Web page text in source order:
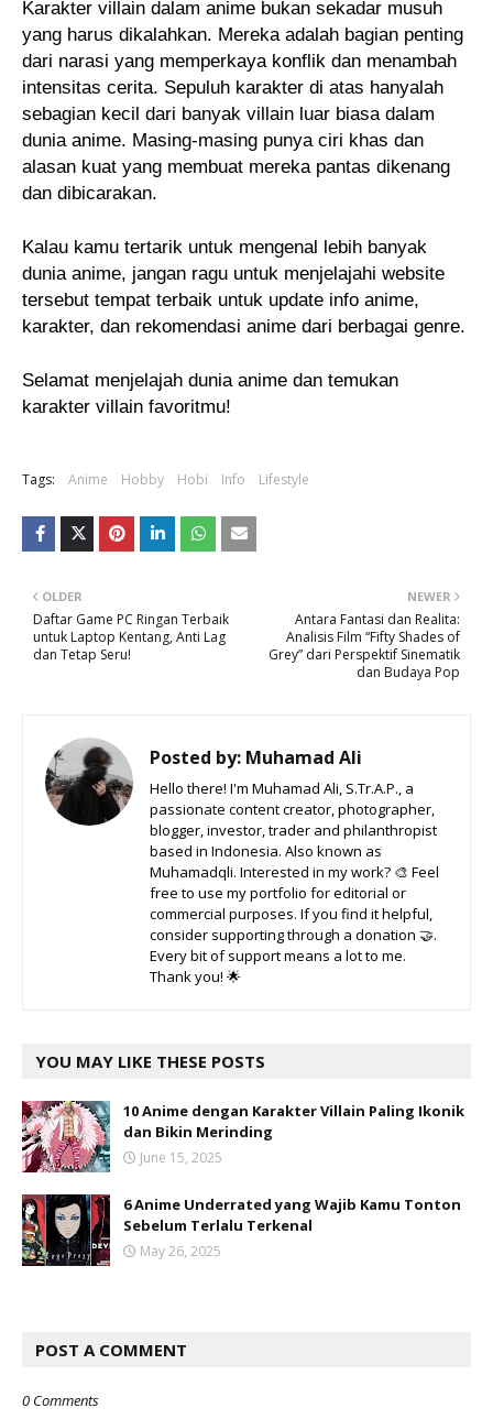
Karakter villain dalam anime bukan sekadar musuh
yang harus dikalahkan. Mereka adalah bagian penting
dari narasi yang memperkaya konflik dan menambah
intensitas cerita. Sepuluh karakter di atas hanyalah
sebagian kecil dari banyak villain luar biasa dalam
dunia anime. Masing-masing punya ciri khas dan
alasan kuat yang membuat mereka pantas dikenang
dan dibicarakan.
Kalau kamu tertarik untuk mengenal lebih banyak
dunia anime, jangan ragu untuk menjelajahi website
tersebut tempat terbaik untuk update info anime,
karakter, dan rekomendasi anime dari berbagai genre.
Selamat menjelajah dunia anime dan temukan
karakter villain favoritmu!
Tags: Anime Hobby Hobi Info Lifestyle
NEWER
Antara Fantasi dan Realita:
Analisis Film “Fifty Shades of
Grey” dari Perspektif Sinematik
dan Budaya Pop
OLDER
Daftar Game PC Ringan Terbaik
untuk Laptop Kentang, Anti Lag
dan Tetap Seru!
Posted by: Muhamad Ali
Hello there! I'm Muhamad Ali, S.Tr.A.P., a
passionate content creator, photographer,
blogger, investor, trader and philanthropist
based in Indonesia. Also known as
Muhamadqli. Interested in my work? 🎨 Feel
free to use my portfolio for editorial or
commercial purposes. If you find it helpful,
consider supporting through a donation 🤝.
Every bit of support means a lot to me.
Thank you! 🌟
YOU MAY LIKE THESE POSTS
10 Anime dengan Karakter Villain Paling Ikonik
dan Bikin Merinding
June 15, 2025
6 Anime Underrated yang Wajib Kamu Tonton
Sebelum Terlalu Terkenal
May 26, 2025
POST A COMMENT
0 Comments